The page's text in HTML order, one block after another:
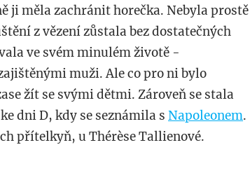
ji měla zachránit horečka. Nebyla prostě
z vězení zůstala bez dostatečných
ve svém minulém životě -
muži. Ale co pro ni bylo
žít se svými dětmi. Zároveň se stala
dni D, kdy se seznámila s Napoleonem.
přítelkyň, u Thérèse Tallienové.